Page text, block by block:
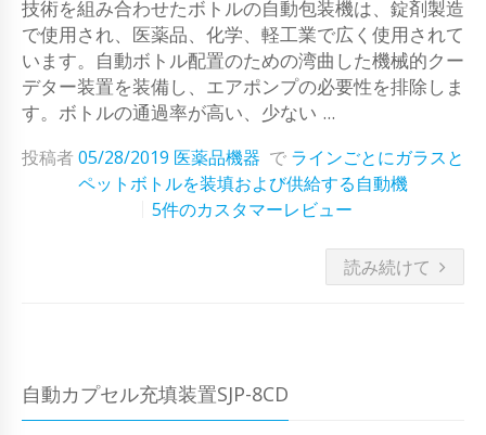
技術を組み合わせたボトルの自動包装機は、錠剤製造
で使用され、医薬品、化学、軽工業で広く使用されて
います。自動ボトル配置のための湾曲した機械的クー
デター装置を装備し、エアポンプの必要性を排除しま
す。ボトルの通過率が高い、少ない ...
投稿者05/28/2019 医薬品機器 で ラインごとにガラスと
ペットボトルを装填および供給する自動機
5件のカスタマーレビュー
読み続けて
自動カプセル充填装置SJP-8CD